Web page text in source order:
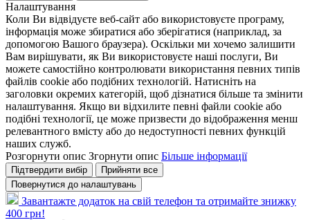
Налаштування
Коли Ви відвідуєте веб-сайт або використовуєте програму,
інформація може збиратися або зберігатися (наприклад, за
допомогою Вашого браузера). Оскільки ми хочемо залишити
Вам вирішувати, як Ви використовуєте наші послуги, Ви
можете самостійно контролювати використання певних типів
файлів cookie або подібних технологій. Натисніть на
заголовки окремих категорій, щоб дізнатися більше та змінити
налаштування. Якщо ви відхилите певні файли cookie або
подібні технології, це може призвести до відображення менш
релевантного вмісту або до недоступності певних функцій
наших служб.
Розгорнути опис Згорнути опис Більше інформації
Підтвердити вибір
Прийняти все
Повернутися до налаштувань
Завантажте додаток на свій телефон та отримайте знижку
400 грн!